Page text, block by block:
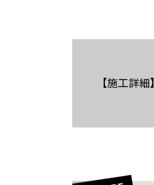
【施工詳細】